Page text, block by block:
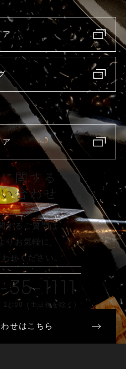
関する
合わせ
するご質問は
りお気軽に
せください。
1111
（土日祝を除く）
せはこちら